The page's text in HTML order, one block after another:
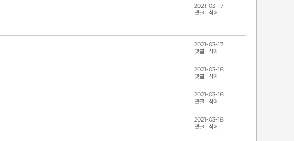
2021-03-17
댓글
삭제
2021-03-17
댓글
삭제
2021-03-18
댓글
삭제
2021-03-18
댓글
삭제
2021-03-18
댓글
삭제